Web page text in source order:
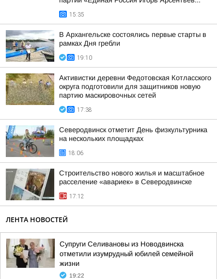
15:35
В Архангельске состоялись первые старты в
рамках Дня гребли
19:10
Активистки деревни Федотовская Котласского
округа подготовили для защитников новую
партию маскировочных сетей
17:38
Северодвинск отметит День физкультурника
на нескольких площадках
18:06
Строительство нового жилья и масштабное
расселение «авариек» в Северодвинске
17:12
ЛЕНТА НОВОСТЕЙ
Супруги Селивановы из Новодвинска
отметили изумрудный юбилей семейной
жизни
19:22